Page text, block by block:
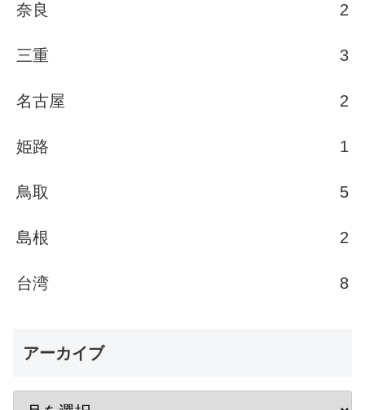
奈良 2
三重 3
名古屋 2
姫路 1
鳥取 5
島根 2
台湾 8
アーカイブ